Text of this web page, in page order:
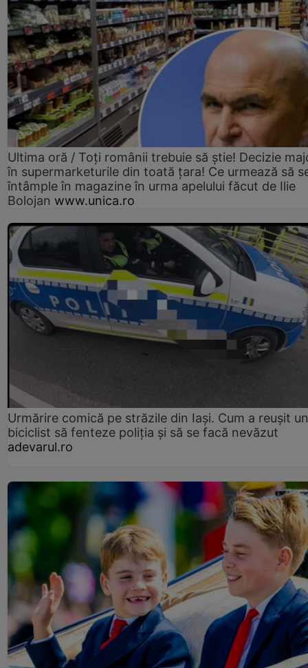
Ultima oră / Toți românii trebuie să știe! Decizie
în supermarketurile din toată țara! Ce urmează să
întâmple în magazine în urma apelului făcut de Ilie
Bolojan www.unica.ro
Urmărire comică pe străzile din Iași. Cum a reușit un
biciclist să fenteze poliția și să se facă nevăzut
adevarul.ro